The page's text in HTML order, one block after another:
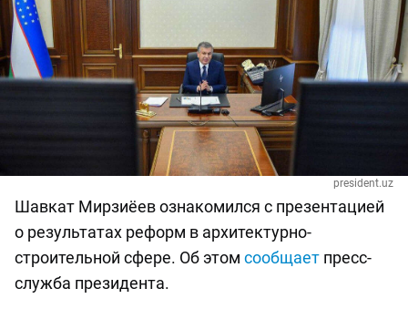
president.uz
Шавкат Мирзиёев ознакомился с презентацией
о результатах реформ в архитектурно-
строительной сфере. Об этом сообщает пресс-
служба президента.